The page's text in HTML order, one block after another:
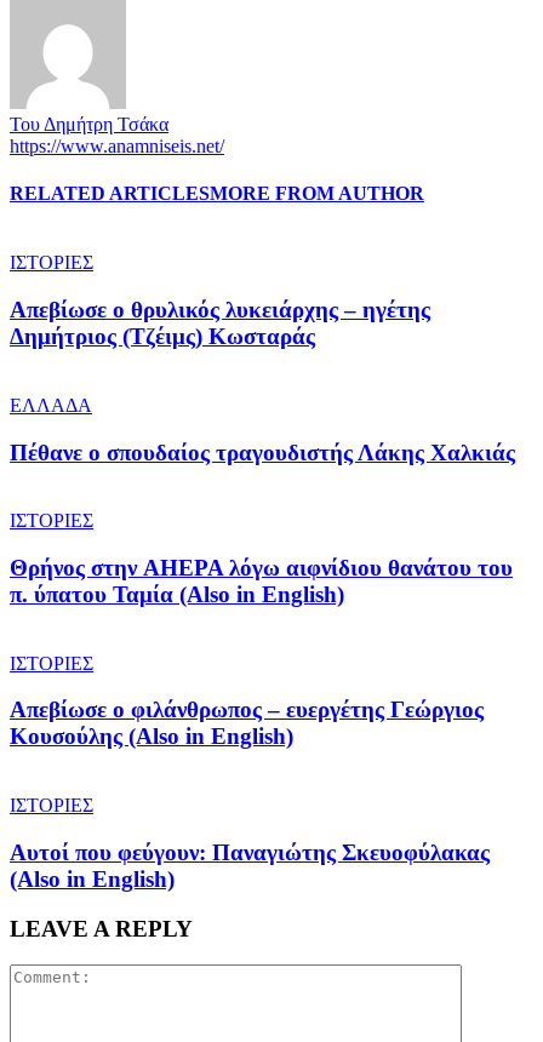
Του Δημήτρη Τσάκα
https://www.anamniseis.net/
RELATED ARTICLESMORE FROM AUTHOR
ΙΣΤΟΡΙΕΣ
Απεβίωσε ο θρυλικός λυκειάρχης – ηγέτης
Δημήτριος (Τζέιμς) Κωσταράς
ΕΛΛΑΔΑ
Πέθανε ο σπουδαίος τραγουδιστής Λάκης Χαλκιάς
ΙΣΤΟΡΙΕΣ
Θρήνος στην AHEPA λόγω αιφνίδιου θανάτου του
π. ύπατου Ταμία (Also in English)
ΙΣΤΟΡΙΕΣ
Απεβίωσε ο φιλάνθρωπος – ευεργέτης Γεώργιος
Κουσούλης (Also in English)
ΙΣΤΟΡΙΕΣ
Αυτοί που φεύγουν: Παναγιώτης Σκευοφύλακας
(Also in English)
LEAVE A REPLY